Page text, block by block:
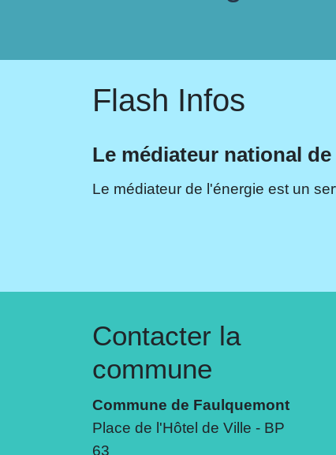
Flash Infos
Le médiateur national
Le médiateur de l'énergie est un
Contacter la
commune
Commune de Faulquemont
Place de l'Hôtel de Ville - BP
63